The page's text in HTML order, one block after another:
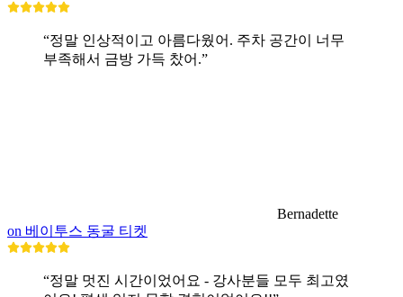
“정말 인상적이고 아름다웠어. 주차 공간이 너무
부족해서 금방 가득 찼어.”
Bernadette
on 베이투스 동굴 티켓
“정말 멋진 시간이었어요 - 강사분들 모두 최고였